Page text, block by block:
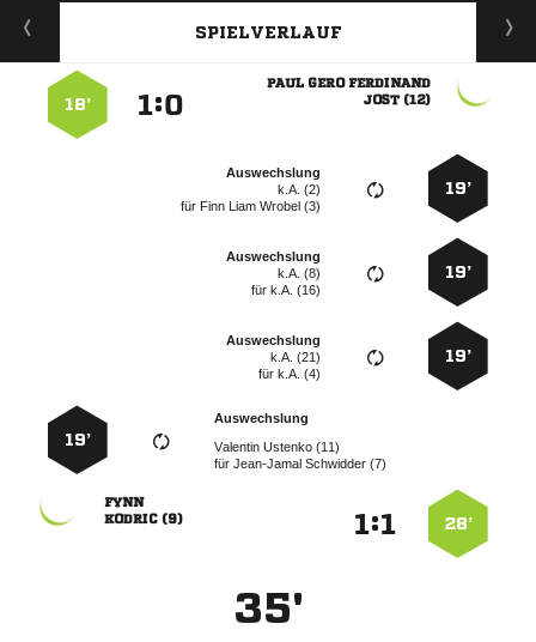
SPIELVERLAUF
  
 
:
18’
19’
Auswechslung
k.A. (2)
für    
19’
Auswechslung
k.A. (8)
fürk.A. (16)
19’
Auswechslung
k.A. (21)
fürk.A. (4)
Auswechslung
  
für  
19’
28’
:

 
35'